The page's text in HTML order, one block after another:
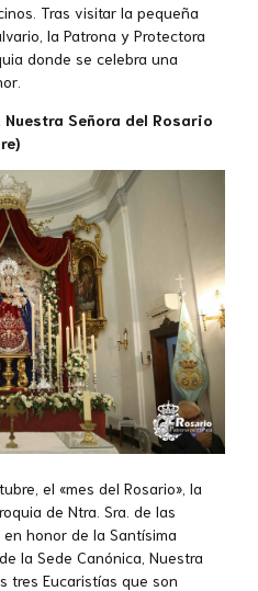
Tras visitar la pequeña
la Patrona y Protectora
donde se celebra una
Señora del Rosario
el «mes del Rosario», la
de Ntra. Sra. de las
honor de la Santísima
la Sede Canónica, Nuestra
tres Eucaristías que son